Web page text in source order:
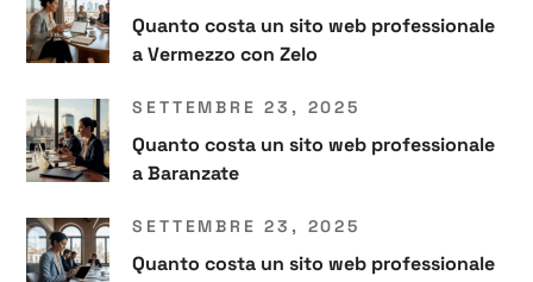
Quanto costa un sito web professionale
a Vermezzo con Zelo
SETTEMBRE 23, 2025
Quanto costa un sito web professionale
a Baranzate
SETTEMBRE 23, 2025
Quanto costa un sito web professionale